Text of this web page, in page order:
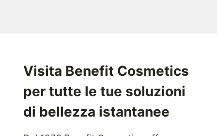
Visita Benefit Cosmetics
per tutte le tue soluzioni
di bellezza istantanee